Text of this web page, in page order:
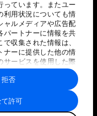
っています。またユー
利用状況についても情
ャルメディアや広告配
パートナーに情報を共
収集された情報は、
ナーに提供した他の情
サービスを使用した際
組み合わされ、各パー
れることがありま
て許可
拒否
と利用規約
プ